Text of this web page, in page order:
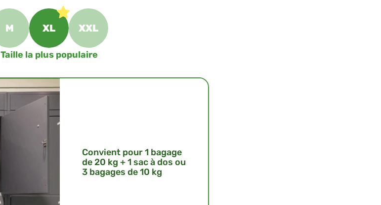
M XL XXL
Taille la plus populaire
Convient pour 1 bagage
de 20 kg + 1 sac à dos ou
3 bagages de 10 kg